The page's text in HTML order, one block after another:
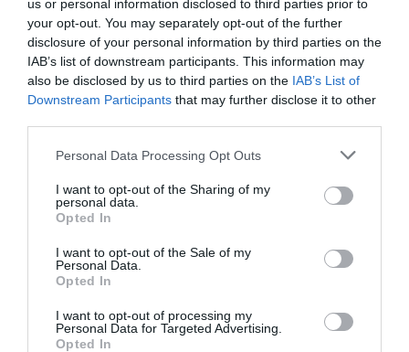
us or personal information disclosed to third parties prior to
your opt-out. You may separately opt-out of the further
disclosure of your personal information by third parties on the
IAB’s list of downstream participants. This information may
also be disclosed by us to third parties on the IAB’s List of
Downstream Participants that may further disclose it to other
Please note that this website/app uses one or more Google
not limited to your visit or usage behaviour. You may click to
grant or deny consent to Google and its third-party tags to
use your data for below specified purposes in below Google
consent section.
Personal Data Processing Opt Outs
I want to opt-out of the Sharing of my
personal data.
Opted In
I want to opt-out of the Sale of my
Personal Data.
Opted In
I want to opt-out of processing my
Personal Data for Targeted Advertising.
Opted In
„Nyilván szeretnék majd párkapcsolatot, de jelenleg nem
ez a legfontosabb dolog az életemben. Most inkább az
előttem álló feladatokra koncentrálok, és próbálok minél
többet együtt lenni a kisfiammal, akit akkor is szoktam
látogatni, amikor nem apás napok vannak” – árulta el.
Címkék: válás család ,eltávolodás,
építkezés
Korábbi bejegyzések Következő bejegyzés
HASONLÓ BEJEGYZÉSEK